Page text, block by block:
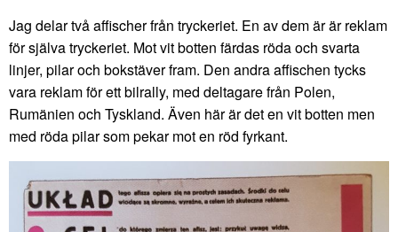
Jag delar två affischer från tryckeriet. En av dem är är reklam
för själva tryckeriet. Mot vit botten färdas röda och svarta
linjer, pilar och bokstäver fram. Den andra affischen tycks
vara reklam för ett bilrally, med deltagare från Polen,
Rumänien och Tyskland. Även här är det en vit botten men
med röda pilar som pekar mot en röd fyrkant.